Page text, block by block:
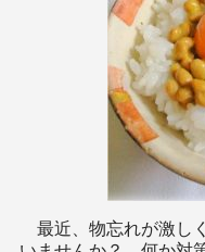
最近、物忘れが激し